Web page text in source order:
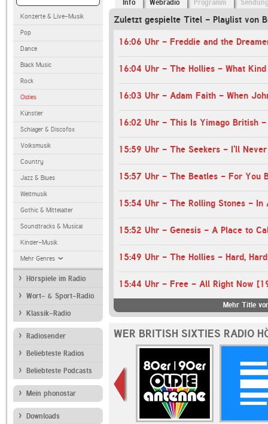
Konzerte & Live-Musik
Pop
Dance
Black Music
Rock
Oldies
Künstler
Schlager & Discofox
Volksmusik
Country
Jazz & Blues
Weltmusik
Gothic & Mittelalter
Soundtracks & Musical
Kinder-Musik
Mehr Genres
Hörspiele im Radio
Wort- & Sport-Radio
Klassik-Radio
Radiosender
Beliebteste Radios
Beliebteste Podcasts
Mein phonostar
Downloads
Info Webradio Programm
Zuletzt gespielte Titel - Playlist von
16:04 Uhr - The Hollies - What
15:57 Uhr - The Beatles - For You
15:54 Uhr - The Rolling Stones - In
15:52 Uhr - Genesis - A Place to
15:49 Uhr - The Hollies - Hard,
15:44 Uhr - Free - All Right Now
Mehr Title
WER BRITISH SIXTIES RADIO